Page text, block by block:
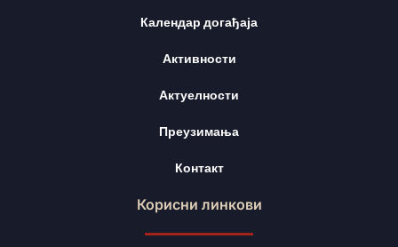
Календар догађаја
Активности
Актуелности
Преузимања
Контакт
Корисни линкови